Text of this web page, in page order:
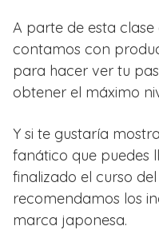
A parte de esta
contamos con
para hacer ver tu
obtener el máximo
Y si te gustaría
fanático que puedes
finalizado el curso
recomendamos los
marca japonesa.